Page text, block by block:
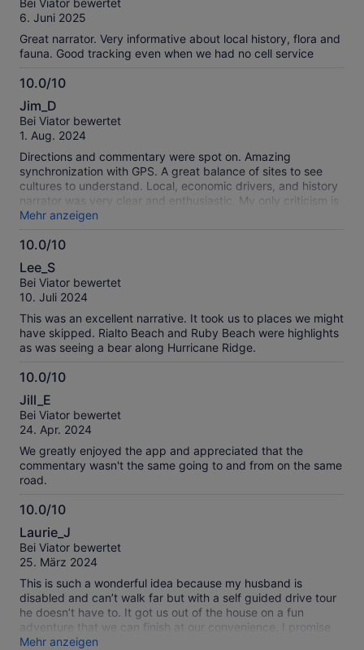
10
Bei Viator bewertet
6. Juni 2025
Great narrator. Very informative about local history, flora and
fauna. Good tracking even when we had no cell service
10.0/10
10.0
von
10
Jim_D
Bei Viator bewertet
1. Aug. 2024
Directions and commentary were spot on. Amazing
synchronization with GPS. A great balance of sites to see
cultures to understand. Local, economic drivers, and history
narrator was very clear and enthusiastic. My only criticism is
that the volume was too loud and I couldn’t figure out how to
adjust it either in the app on my phone or with the car
speaker.
Mehr anzeigen
10.0/10
10.0
von
10
Lee_S
Bei Viator bewertet
10. Juli 2024
This was an excellent narrative. It took us to places we might
have skipped. Rialto Beach and Ruby Beach were highlights
as was seeing a bear along Hurricane Ridge.
10.0/10
10.0
von
10
Jill_E
Bei Viator bewertet
24. Apr. 2024
We greatly enjoyed the app and appreciated that the
commentary wasn't the same going to and from on the same
road.
10.0/10
10.0
von
10
Laurie_J
Bei Viator bewertet
25. März 2024
This is such a wonderful idea because my husband is
disabled and can’t walk far but with a self guided drive tour
he doesn’t have to. It got us out of the house on a fun
adventure that we can finish at our convenience. I promise
you, it is the coolest thing we’ve done in awhile. The app was
Mehr anzeigen